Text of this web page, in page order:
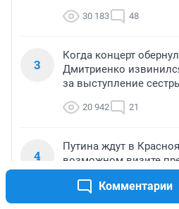
Комментарии
30 183 48
3
Когда концерт
Дмитриенко
за выступление
20 942 21
4
Путина ждут в
возможном визите
19 647 99